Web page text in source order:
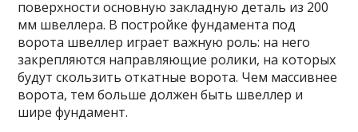
поверхности основную закладную деталь из 200
мм швеллера. В постройке фундамента под
ворота швеллер играет важную роль: на него
закрепляются направляющие ролики, на которых
будут скользить откатные ворота. Чем массивнее
ворота, тем больше должен быть швеллер и
шире фундамент.